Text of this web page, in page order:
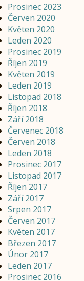
Prosinec 2023
Červen 2020
Květen 2020
Leden 2020
Prosinec 2019
Říjen 2019
Květen 2019
Leden 2019
Listopad 2018
Říjen 2018
Září 2018
Červenec 2018
Červen 2018
Leden 2018
Prosinec 2017
Listopad 2017
Říjen 2017
Září 2017
Srpen 2017
Červen 2017
Květen 2017
Březen 2017
Únor 2017
Leden 2017
Prosinec 2016